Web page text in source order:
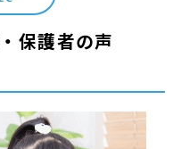
保護者の声